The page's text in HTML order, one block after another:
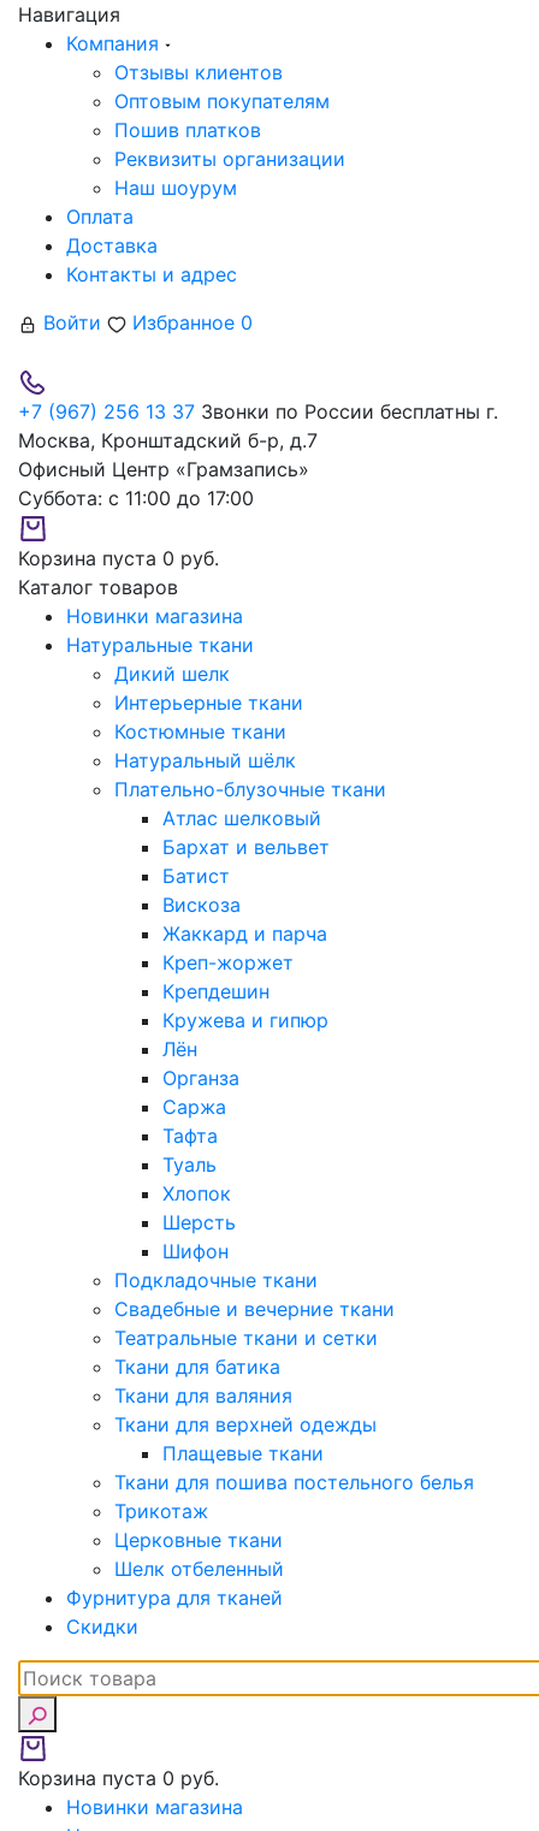
Навигация
Компания
Отзывы клиентов
Оптовым покупателям
Пошив платков
Реквизиты организации
Наш шоурум
Оплата
Доставка
Контакты и адрес
Войти
Избранное 0
+7 (967) 256 13 37 Звонки по России бесплатны г.
Москва, Кронштадский б-р, д.7
Офисный Центр «Грамзапись»
Суббота: с 11:00 до 17:00
Корзина пуста 0 руб.
Каталог товаров
Новинки магазина
Натуральные ткани
Дикий шелк
Интерьерные ткани
Костюмные ткани
Натуральный шёлк
Плательно-блузочные ткани
Атлас шелковый
Бархат и вельвет
Батист
Вискоза
Жаккард и парча
Креп-жоржет
Крепдешин
Кружева и гипюр
Лён
Органза
Саржа
Тафта
Туаль
Хлопок
Шерсть
Шифон
Подкладочные ткани
Свадебные и вечерние ткани
Театральные ткани и сетки
Ткани для батика
Ткани для валяния
Ткани для верхней одежды
Плащевые ткани
Ткани для пошива постельного белья
Трикотаж
Церковные ткани
Шелк отбеленный
Фурнитура для тканей
Скидки
Корзина пуста 0 руб.
Новинки магазина